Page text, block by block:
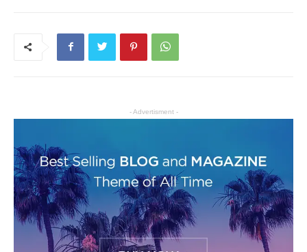
- Advertisment -